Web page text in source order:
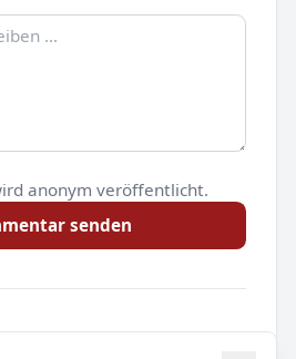
anonym veröffentlicht.
senden